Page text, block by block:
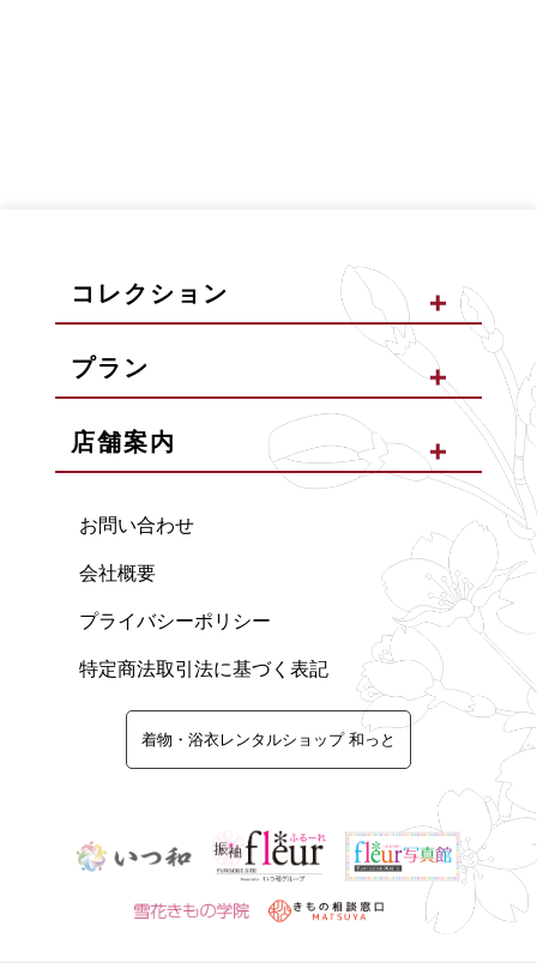
コレクション
プラン
店舗案内
お問い合わせ
会社概要
プライバシーポリシー
特定商法取引法に基づく表記
着物・浴衣レンタルショップ 和っと